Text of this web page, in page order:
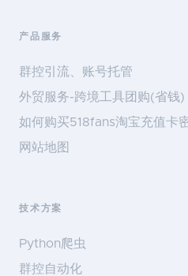
产品服务
群控引流、账号托管
外贸服务-跨境工具团购(省钱)
如何购买518fans淘宝充值卡
网站地图
技术方案
Python爬虫
群控自动化